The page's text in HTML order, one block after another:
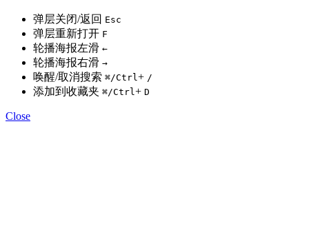
弹层关闭/返回 Esc
弹层重新打开 F
轮播海报左滑 ←
轮播海报右滑 →
唤醒/取消搜索 ⌘/Ctrl + /
添加到收藏夹 ⌘/Ctrl + D
Close